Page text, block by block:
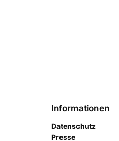
Informationen
Datenschutz
Presse